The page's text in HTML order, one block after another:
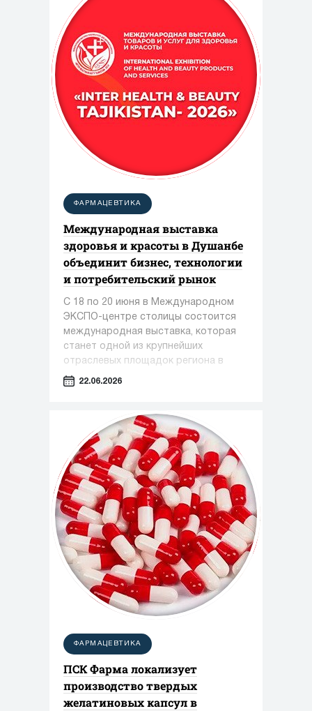
ФАРМАЦЕВТИКА
Международная выставка
здоровья и красоты в Душанбе
объединит бизнес, технологии
и потребительский рынок
С 18 по 20 июня в Международном
ЭКСПО-центре столицы состоится
международная выставка, которая
станет одной из крупнейших
отраслевых площадок региона в
сфере медицины, фармацевтики и
22.06.2026
ФАРМАЦЕВТИКА
ПСК Фарма локализует
производство твердых
желатиновых капсул в